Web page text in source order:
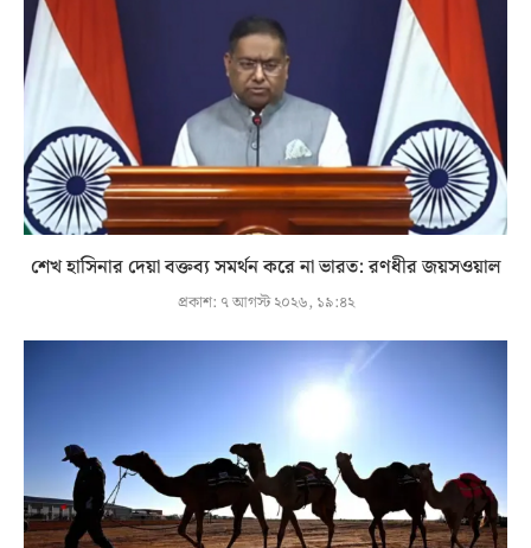
শেখ হাসিনার দেয়া বক্তব্য সমর্থন করে না ভারত: রণধীর জয়সওয়াল
প্রকাশ: ৭ আগস্ট ২০২৬, ১৯:৪২